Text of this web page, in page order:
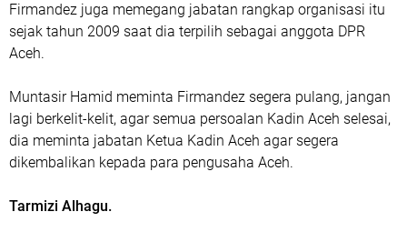
Firmandez juga memegang jabatan rangkap organisasi itu
sejak tahun 2009 saat dia terpilih sebagai anggota DPR
Aceh.
Muntasir Hamid meminta Firmandez segera pulang, jangan
lagi berkelit-kelit, agar semua persoalan Kadin Aceh selesai,
dia meminta jabatan Ketua Kadin Aceh agar segera
dikembalikan kepada para pengusaha Aceh.
Tarmizi Alhagu.